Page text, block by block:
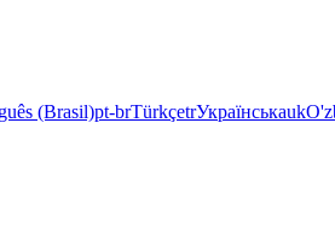
(Brasil)pt-brTürkçetrУкраїнськаuk